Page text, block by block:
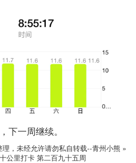
下一周继续。
，未经允许请勿私自转载--青州小熊 »
公里打卡 第二百九十五周